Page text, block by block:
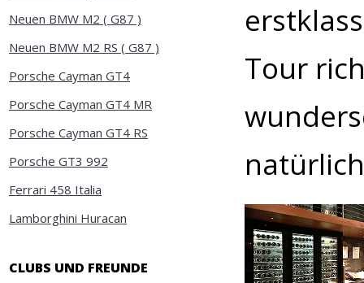
Neuen BMW M2 ( G87 )
Neuen BMW M2 RS ( G87 )
Porsche Cayman GT4
Porsche Cayman GT4 MR
Porsche Cayman GT4 RS
Porsche GT3 992
Ferrari 458 Italia
Lamborghini Huracan
CLUBS UND FREUNDE
Tour